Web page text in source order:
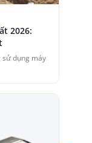
2026:
sử dụng máy